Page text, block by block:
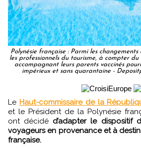
Polynésie française : Parmi les
les professionnels du tourisme, à compter du
accompagnant leurs parents vaccinés
impérieux et sans quarantaine -
Le Haut-commissaire de la
et le Président de la Polynésie
ont décidé d’adapter le dispositif
voyageurs en provenance et à
française.